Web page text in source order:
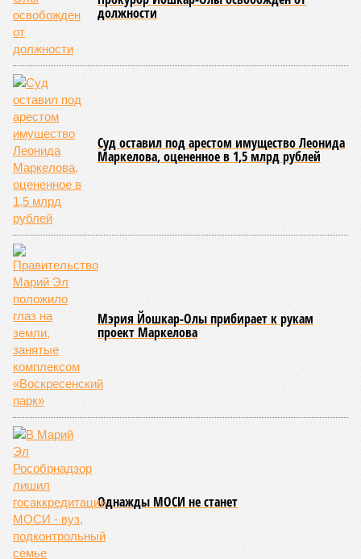
нагрудные знаки мастера спорта Чувашии международного
класса по керешу, а также мастера спорта Чувашии.
Параллельно с этим разработана полная разрядная сетка
по керешу, охватывающая все ступени от третьего
юношеского разряда до уровня кандидата в мастера
спорта. Такая структура призвана обеспечить системность
в подготовке юных атлетов и создать чёткие ориентиры
для последовательного повышения их квалификации.
Керешу представляет собой традиционное единоборство,
уходящее корнями в культуру чувашского народа. Схватка
проходит следующим образом: соперники располагаются
лицом друг к другу, при этом через пояс каждого из них
перекинуто специальное матерчатое полотенце;
удерживаясь за этот элемент экипировки, борцы вступают
в противоборство, основная задача которого заключается в
том, чтобы опрокинуть противника.
Современная версия чувашской национальной борьбы
была создана в 1990-х годах. С того периода дисциплина
переживает этап активного возрождения, сохраняя при
этом неразрывную связь с многовековыми народными
традициями.
В настоящее время керешу демонстрирует рост
популярности. В 2024 году в столице республики, городе
Чебоксары, на базе спортивной школы № 11 состоялось
торжественное открытие Республиканского центра
единоборств «Керешу». площадка имеет все необходимые
условия для полноценной подготовки спортсменов
высокого класса.
В том же году был проведён первый официальный